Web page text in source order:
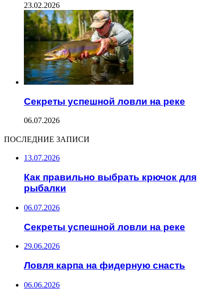
23.02.2026
Секреты успешной ловли на реке
06.07.2026
ПОСЛЕДНИЕ ЗАПИСИ
13.07.2026
Как правильно выбрать крючок для
рыбалки
06.07.2026
Секреты успешной ловли на реке
29.06.2026
Ловля карпа на фидерную снасть
06.06.2026